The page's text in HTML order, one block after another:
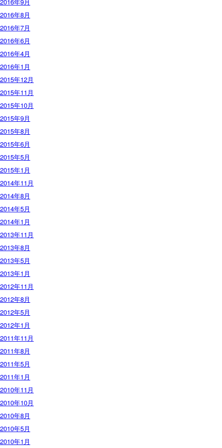
2016年8月
2016年7月
2016年6月
2016年4月
2016年1月
2015年12月
2015年11月
2015年10月
2015年9月
2015年8月
2015年6月
2015年5月
2015年1月
2014年11月
2014年8月
2014年5月
2014年1月
2013年11月
2013年8月
2013年5月
2013年1月
2012年11月
2012年8月
2012年5月
2012年1月
2011年11月
2011年8月
2011年5月
2011年1月
2010年11月
2010年10月
2010年8月
2010年5月
2010年1月